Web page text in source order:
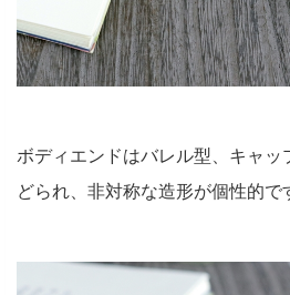
ボディエンドはバレル型、キャッ
どられ、非対称な造形が個性的で